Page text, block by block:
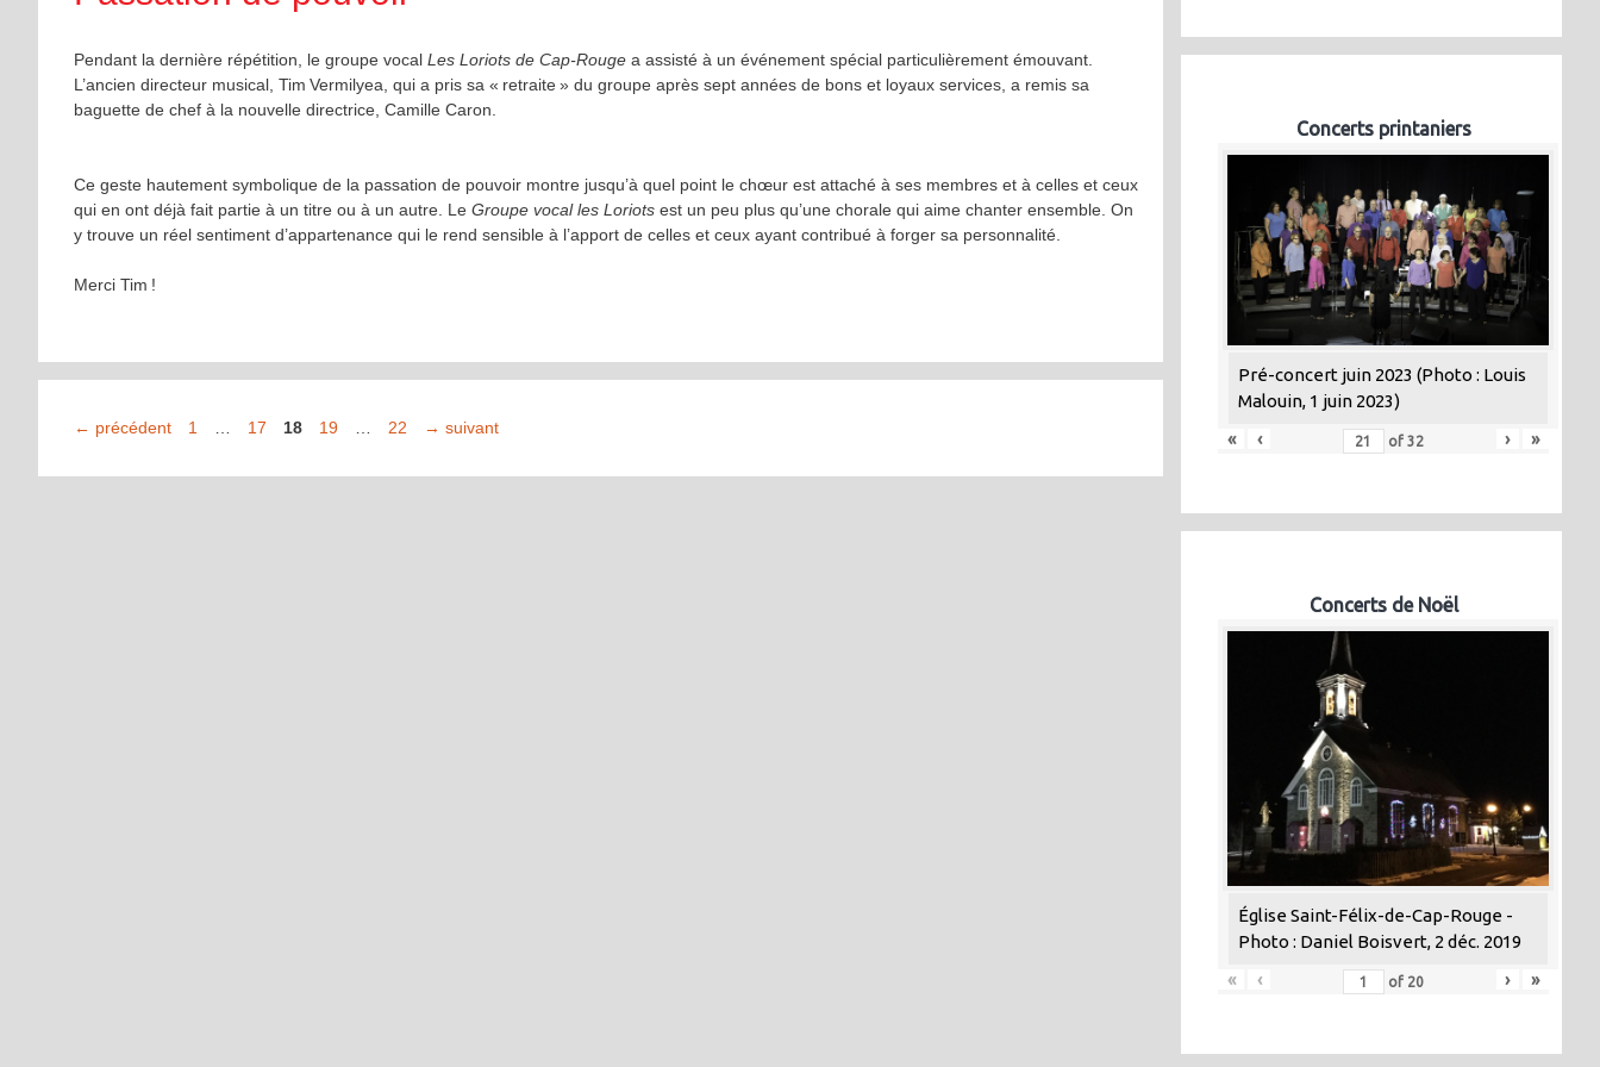
Pendant la dernière répétition, le groupe vocal Les Loriots de Cap-Rouge a assisté à un événement spécial particulièrement émouvant.
L’ancien directeur musical, Tim Vermilyea, qui a pris sa « retraite » du groupe après sept années de bons et loyaux services, a remis sa
baguette de chef à la nouvelle directrice, Camille Caron.
Ce geste hautement symbolique de la passation de pouvoir montre jusqu’à quel point le chœur est attaché à ses membres et à celles et ceux
qui en ont déjà fait partie à un titre ou à un autre. Le Groupe vocal les Loriots est un peu plus qu’une chorale qui aime chanter ensemble. On
y trouve un réel sentiment d’appartenance qui le rend sensible à l’apport de celles et ceux ayant contribué à forger sa personnalité.
Merci Tim !
← précédent Page
1 Page
17 Page
18 Page
19 Page
22 → suivant
Concerts printaniers
Pré-concert juin 2023 (Photo : Louis
Malouin, 1 juin 2023)
«
‹ of 32 › »
Concerts de Noël
Église Saint-Félix-de-Cap-Rouge -
Photo : Daniel Boisvert, 2 déc. 2019
«
‹ of 20 › »